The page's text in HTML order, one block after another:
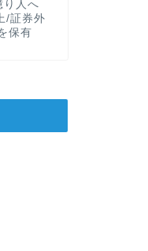
り人へ
/証券外
保有